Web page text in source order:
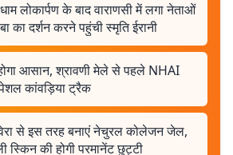
लोकार्पण के बाद वाराणसी में लगा नेताओं
का दर्शन करने पहुंची स्मृति ईरानी
होगा आसान, श्रावणी मेले से पहले NHAI
कांवड़िया ट्रैक
से इस तरह बनाएं नेचुरल कोलेजन जेल,
स्किन की होगी परमानेंट छुट्टी